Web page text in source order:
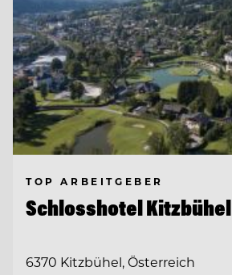
TOP ARBEITGEBER
Schlosshotel Kitzbühel
6370 Kitzbühel, Österreich